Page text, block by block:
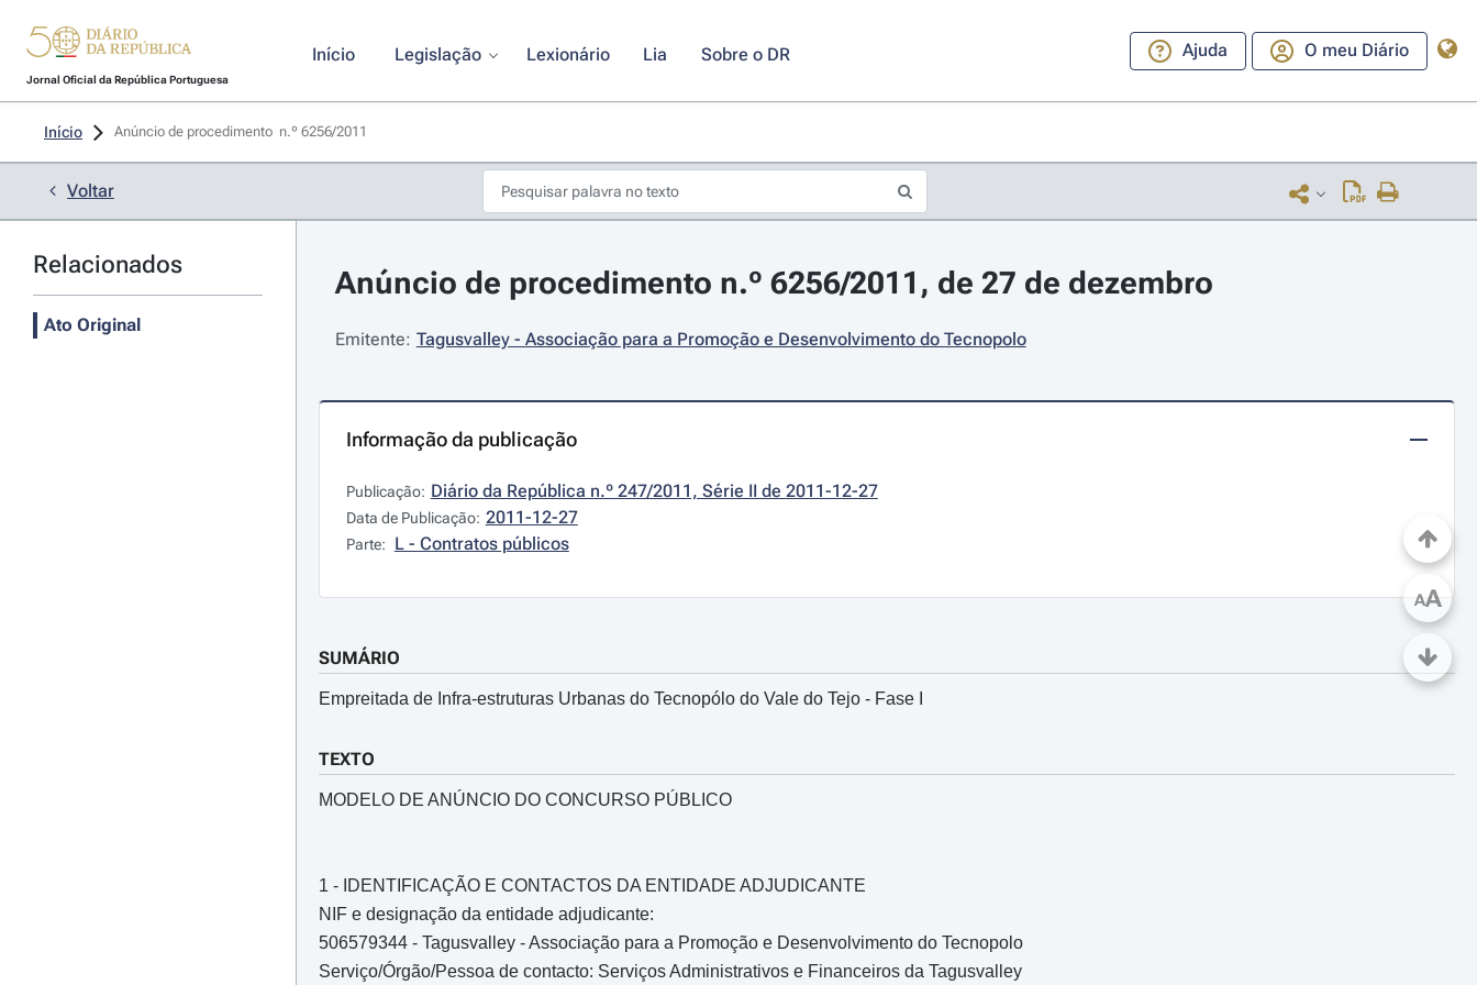
Jornal Oficial da República Portuguesa
Início Legislação Lexionário Lia Sobre o DR Ajuda O meu Diário
Início Anúncio de procedimento  n.º 6256/2011
Voltar
Relacionados
Ato Original
Anúncio de procedimento n.º 6256/2011, de 27 de dezembro
Emitente: Tagusvalley - Associação para a Promoção e Desenvolvimento do Tecnopolo
Informação da publicação
Publicação: Diário da República n.º 247/2011, Série II de 2011-12-27
Data de Publicação: 2011-12-27
Parte: L - Contratos públicos
SUMÁRIO
Empreitada de Infra-estruturas Urbanas do Tecnopólo do Vale do Tejo - Fase I
TEXTO
MODELO DE ANÚNCIO DO CONCURSO PÚBLICO
1 - IDENTIFICAÇÃO E CONTACTOS DA ENTIDADE ADJUDICANTE
NIF e designação da entidade adjudicante:
506579344 - Tagusvalley - Associação para a Promoção e Desenvolvimento do Tecnopolo
Serviço/Órgão/Pessoa de contacto: Serviços Administrativos e Financeiros da Tagusvalley
AA